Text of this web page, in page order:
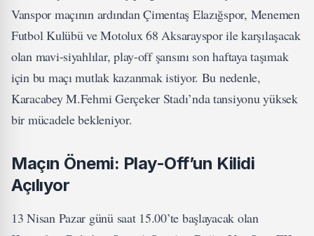
Vanspor maçının ardından Çimentaş Elazığspor, Menemen
Futbol Kulübü ve Motolux 68 Aksarayspor ile karşılaşacak
olan mavi-siyahlılar, play-off şansını son haftaya taşımak
için bu maçı mutlak kazanmak istiyor. Bu nedenle,
Karacabey M.Fehmi Gerçeker Stadı’nda tansiyonu yüksek
bir mücadele bekleniyor.
Maçın Önemi: Play-Off’un Kilidi
Açılıyor
13 Nisan Pazar günü saat 15.00’te başlayacak olan